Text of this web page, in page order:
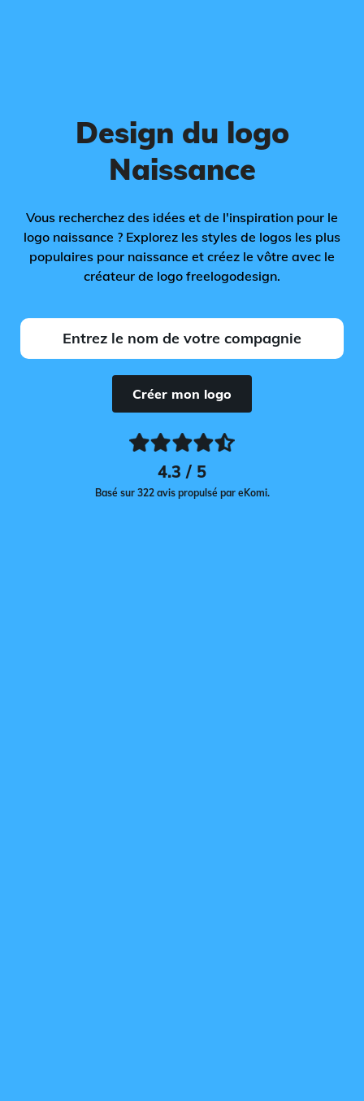
Design du logo
Naissance
Vous recherchez des idées et de l'inspiration pour le
logo naissance ? Explorez les styles de logos les plus
populaires pour naissance et créez le vôtre avec le
créateur de logo freelogodesign.
Créer mon logo
4.3 / 5
Basé sur 322 avis propulsé par eKomi.